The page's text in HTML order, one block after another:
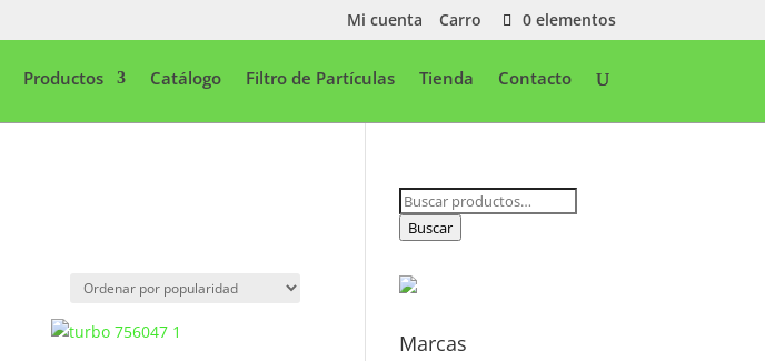
Mi cuenta Carro 0 elementos
Productos Catálogo Filtro de Partículas Tienda Contacto
Buscar
por:
Buscar
Marcas